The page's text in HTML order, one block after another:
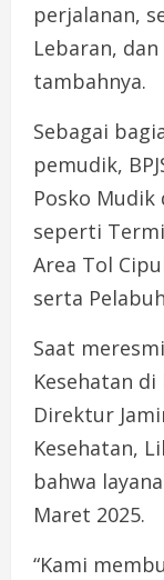
perjalanan,
Lebaran,
tambahnya.
Sebagai
pemudik,
Posko
seperti
Area Tol
serta
Saat
Kesehatan
Direktur
Kesehatan,
bahwa
Maret 2025.
“Kami